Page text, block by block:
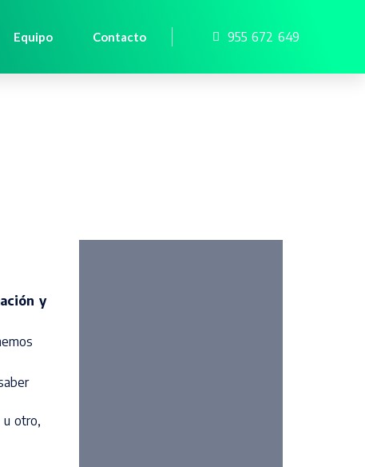
Equipo Contacto 955 672 649
y
u otro,